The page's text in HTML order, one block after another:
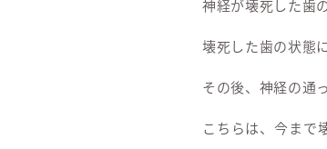
神経が壊死した歯
壊死した歯の状態
その後、神経の通
こちらは、今まで